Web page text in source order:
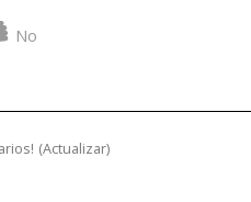
No
(Actualizar)